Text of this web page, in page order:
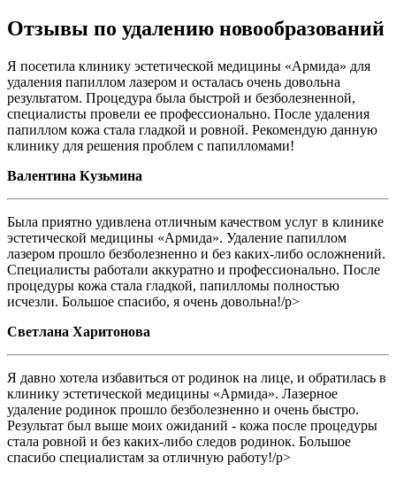
Отзывы по удалению новообразований
Я посетила клинику эстетической медицины «Армида» для
удаления папиллом лазером и осталась очень довольна
результатом. Процедура была быстрой и безболезненной,
специалисты провели ее профессионально. После удаления
папиллом кожа стала гладкой и ровной. Рекомендую данную
клинику для решения проблем с папилломами!
Валентина Кузьмина
Была приятно удивлена отличным качеством услуг в клинике
эстетической медицины «Армида». Удаление папиллом
лазером прошло безболезненно и без каких-либо осложнений.
Специалисты работали аккуратно и профессионально. После
процедуры кожа стала гладкой, папилломы полностью
исчезли. Большое спасибо, я очень довольна!/p>
Светлана Харитонова
Я давно хотела избавиться от родинок на лице, и обратилась в
клинику эстетической медицины «Армида». Лазерное
удаление родинок прошло безболезненно и очень быстро.
Результат был выше моих ожиданий - кожа после процедуры
стала ровной и без каких-либо следов родинок. Большое
спасибо специалистам за отличную работу!/p>